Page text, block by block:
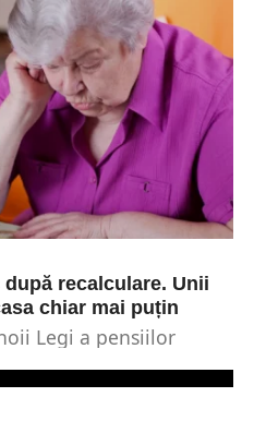
recalculare. Unii
chiar mai puțin
Legi a pensiilor